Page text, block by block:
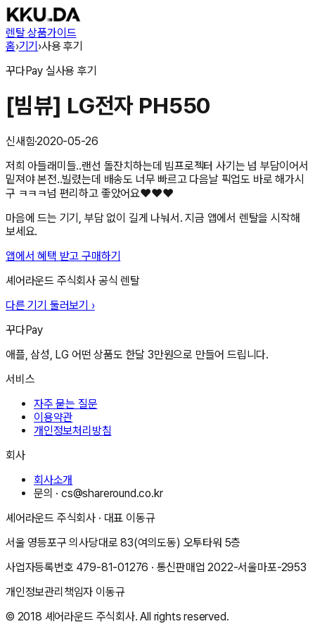
렌탈 상품가이드
홈›기기›사용 후기
꾸다Pay 실사용 후기
[빔뷰] LG전자 PH550
신새힘·2020-05-26
저희 아들래미들..랜선 돌잔치하는데 빔프로젝터 사기는 넘 부담이어서
밑져야 본전..빌렸는데 배송도 너무 빠르고 다음날 픽업도 바로 해가시
구 ㅋㅋㅋ넘 편리하고 좋았어요❤️❤️❤️
마음에 드는 기기, 부담 없이 길게 나눠서. 지금 앱에서 렌탈을 시작해
보세요.
앱에서 혜택 받고 구매하기
셰어라운드 주식회사 공식 렌탈
다른 기기 둘러보기 ›
꾸다Pay
애플, 삼성, LG 어떤 상품도 한달 3만원으로 만들어 드립니다.
서비스
자주 묻는 질문
이용약관
개인정보처리방침
회사
회사소개
문의 ·cs@shareround.co.kr
셰어라운드 주식회사 · 대표 이동규
서울 영등포구 의사당대로 83(여의도동) 오투타워 5층
사업자등록번호 479-81-01276 · 통신판매업2022-서울마포-2953
개인정보관리책임자 이동규
© 2018 셰어라운드 주식회사. All rights reserved.